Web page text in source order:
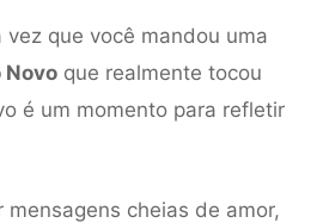
que você mandou uma
Novo que realmente tocou
é um momento para refletir
mensagens cheias de amor,